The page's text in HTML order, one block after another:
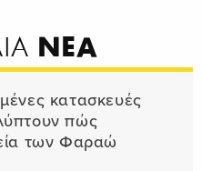
ΝΕΑ
κατασκευές
πώς
των Φαραώ